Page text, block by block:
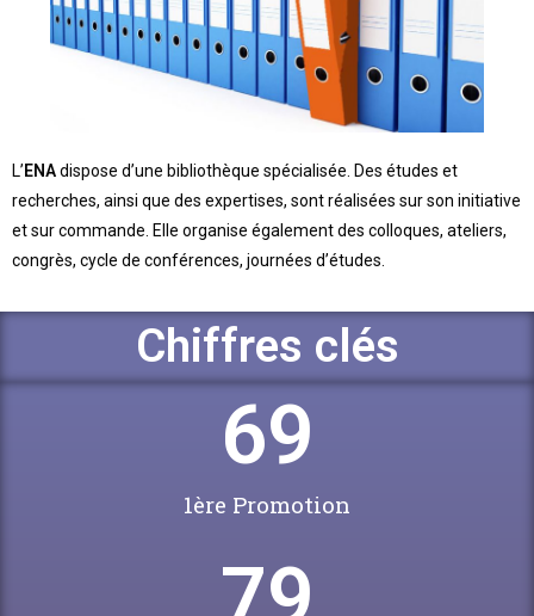
L’ENAdispose d’une bibliothèque spécialisée. Des études et
recherches, ainsi que des expertises, sont réalisées sur son initiative
et sur commande. Elle organise également des colloques, ateliers,
congrès, cycle de conférences, journées d’études.
Chiffres clés
69
1ère Promotion